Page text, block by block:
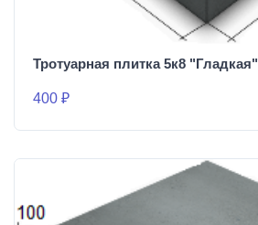
Тротуарная плитка 5к8 "Гладкая"
400 ₽